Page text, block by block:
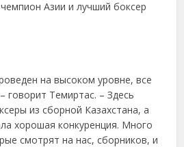
Азии и лучший боксер
на высоком уровне, все
говорит Темиртас. – Здесь
из сборной Казахстана, а
хорошая конкуренция. Много
смотрят на нас, сборников, и